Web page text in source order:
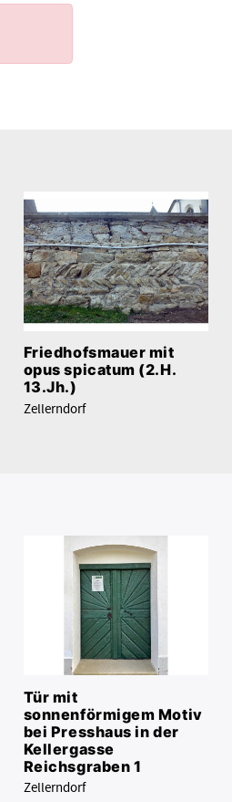
Friedhofsmauer mit
opus spicatum (2.H.
13.Jh.)
Zellerndorf
Tür mit
sonnenförmigem Motiv
bei Presshaus in der
Kellergasse
Reichsgraben 1
Zellerndorf